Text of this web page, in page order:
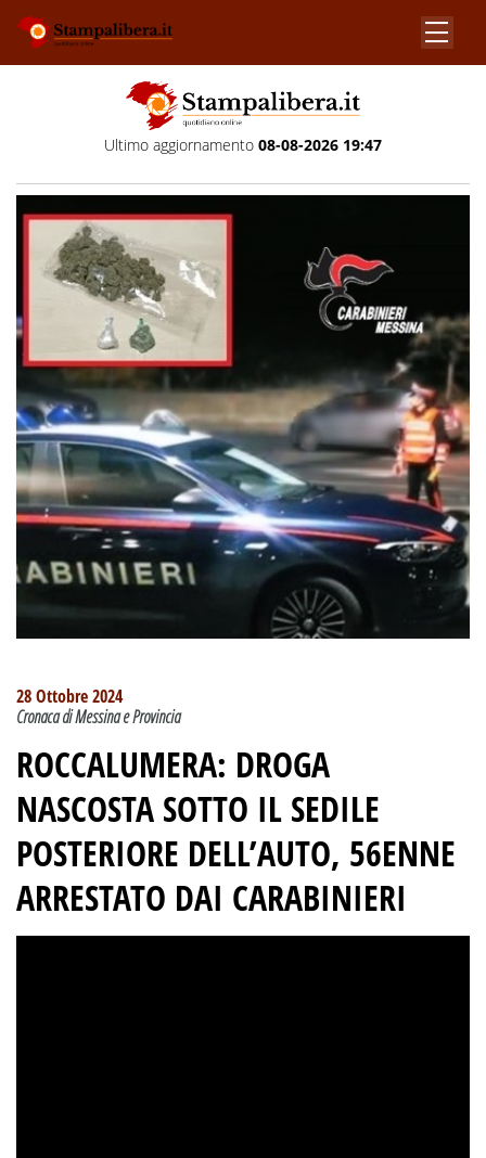
Ultimo aggiornamento 08-08-2026 19:47
28 Ottobre 2024
Cronaca di Messina e Provincia
ROCCALUMERA: DROGA
NASCOSTA SOTTO IL SEDILE
POSTERIORE DELL’AUTO, 56ENNE
ARRESTATO DAI CARABINIERI